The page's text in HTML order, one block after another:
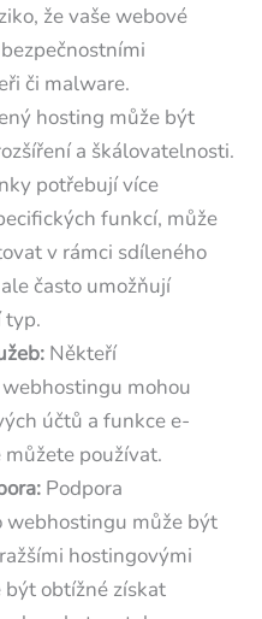
že vaše webové
či malware.
hosting může být
a škálovatelnosti.
potřebují více
funkcí, může
v rámci sdíleného
často umožňují
typ.
Někteří
mohou
účtů a funkce e-
používat.
Podpora
webhostingu může být
hostingovými
obtížné získat